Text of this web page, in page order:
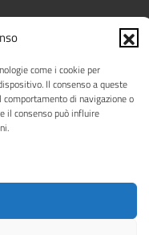
come i cookie per
Il consenso a queste
di navigazione o
il consenso può influire